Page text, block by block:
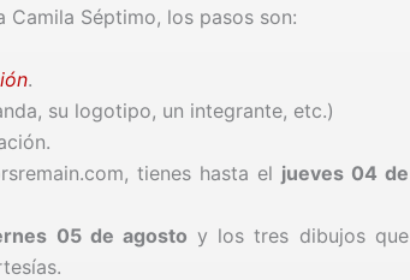
Séptimo, los pasos son:
.
su logotipo, un integrante, etc.)
tienes hasta el jueves 04 de
05 de agosto y los tres dibujos que